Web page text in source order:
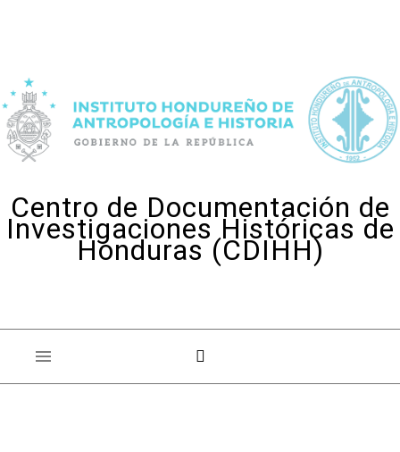
Centro de Documentación de
Investigaciones Históricas de
Honduras (CDIHH)